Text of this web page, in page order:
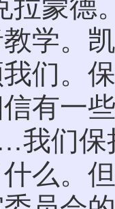
拉蒙德
学。
们。
有一
我们保
么。